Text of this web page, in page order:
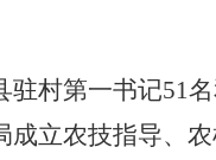
驻村第一书记51
立农技指导、